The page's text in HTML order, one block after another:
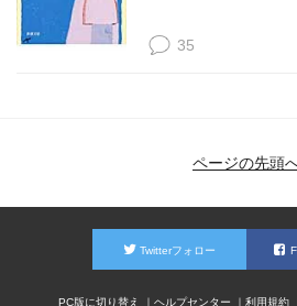
35
ページの先頭
Twitterフォロー
PC版に切り替え ヘルプセンター 利用規約